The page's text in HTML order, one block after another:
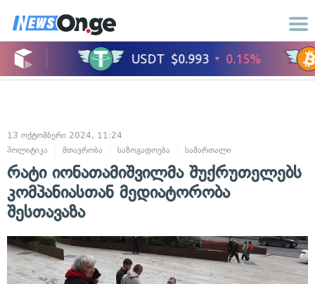
13 ოქტომბერი 2024, 11:24
პოლიტიკა
მთავრობა საზოგადოება სამართალი
რატი იონათამიშვილმა შუქრუთელებს
კომპანიასთან მედიატორობა
შესთავაზა